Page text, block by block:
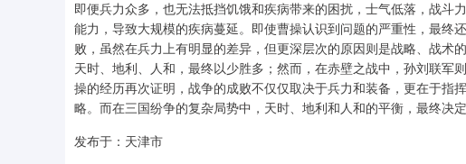
即便兵力众多，也无法抵挡饥饿和疾病带来的困扰，士气低落，战斗
能力，导致大规模的疾病蔓延。即使曹操认识到问题的严重性，最终
败，虽然在兵力上有明显的差异，但更深层次的原因则是战略、战术
天时、地利、人和，最终以少胜多；然而，在赤壁之战中，孙刘联军
操的经历再次证明，战争的成败不仅仅取决于兵力和装备，更在于指
略。而在三国纷争的复杂局势中，天时、地利和人和的平衡，最终决定
发布于：天津市